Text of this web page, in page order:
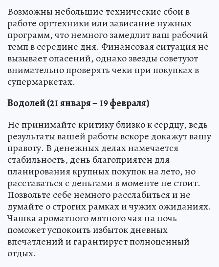
Возможны небольшие технические сбои в
работе оргтехники или зависание нужных
программ, что немного замедлит ваш рабочий
темп в середине дня. Финансовая ситуация не
вызывает опасений, однако звезды советуют
внимательно проверять чеки при покупках в
супермаркетах.
Водолей (21 января – 19 февраля)
Не принимайте критику близко к сердцу, ведь
результаты вашей работы вскоре докажут вашу
правоту. В денежных делах намечается
стабильность, день благоприятен для
планирования крупных покупок на лето, но
расставаться с деньгами в моменте не стоит.
Позвольте себе немного расслабиться и не
думайте о строгих рамках и чужих ожиданиях.
Чашка ароматного мятного чая на ночь
поможет успокоить избыток дневных
впечатлений и гарантирует полноценный
отдых.